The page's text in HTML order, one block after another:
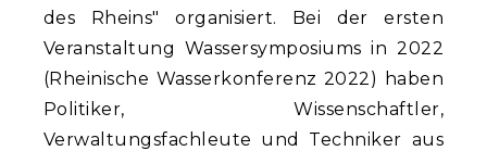
des Rheins" organisiert. Bei der ersten
Veranstaltung Wassersymposiums in 2022
(Rheinische Wasserkonferenz 2022) haben
Politiker, Wissenschaftler,
Verwaltungsfachleute und Techniker aus